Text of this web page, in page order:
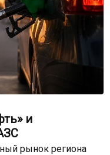
и
рынок региона